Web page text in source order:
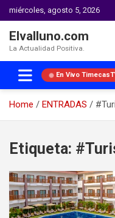
miércoles, agosto 5, 2026
Elvalluno.com
La Actualidad Positiva.
En Vivo
Home ENTRADAS
content
Etiqueta: